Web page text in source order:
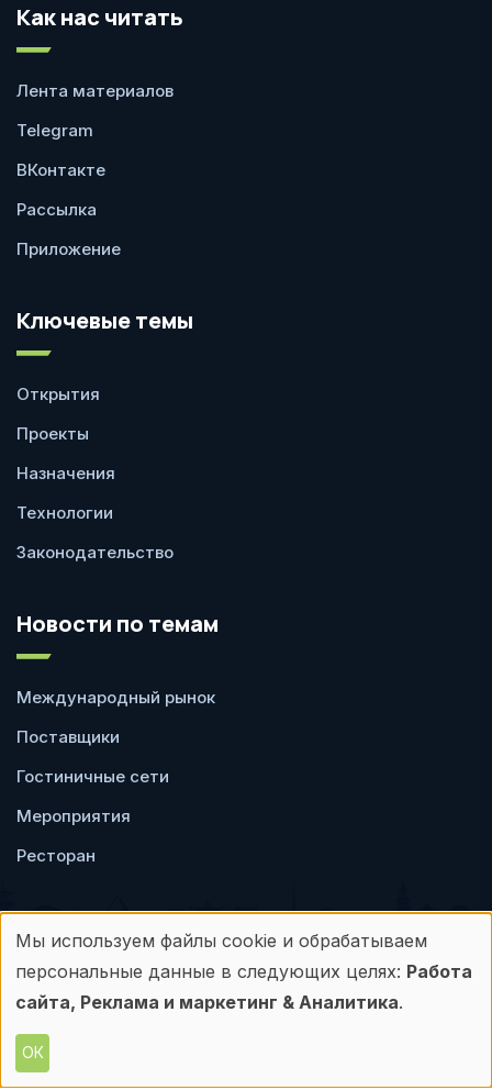
Как нас читать
Лента материалов
Telegram
ВКонтакте
Рассылка
Приложение
Ключевые темы
Открытия
Проекты
Назначения
Технологии
Законодательство
Новости по темам
Международный рынок
Поставщики
Гостиничные сети
Мероприятия
Ресторан
Пользовательское
соглашение
Политика
конфиденциальности
Использование
персональных
данных
Мы используем файлы cookie и обрабатываем
персональные данные в следующих целях: Работа
сайта, Реклама и маркетинг & Аналитика.
ОК